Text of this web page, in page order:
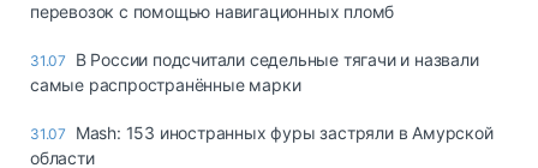
перевозок с помощью навигационных пломб
31.07
В России подсчитали седельные тягачи и назвали
самые распространённые марки
31.07
Mash: 153 иностранных фуры застряли в Амурской
области